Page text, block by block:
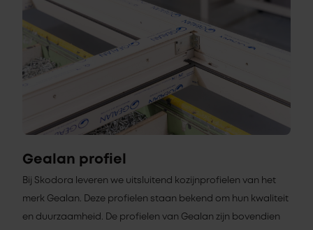
Gealan profiel
Bij Skodora leveren we uitsluitend kozijnprofielen van het
merk Gealan. Deze profielen staan bekend om hun kwaliteit
en duurzaamheid. De profielen van Gealan zijn bovendien